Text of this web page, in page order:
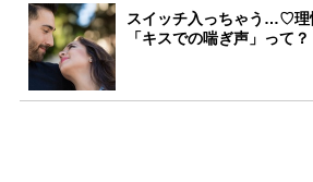
スイッチ入っちゃう…♡理
「キスでの喘ぎ声」って？